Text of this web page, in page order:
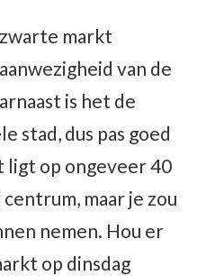
markt
van de
is het de
stad, dus pas goed
ligt op ongeveer 40
maar je zou
nemen. Hou er
op dinsdag